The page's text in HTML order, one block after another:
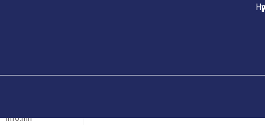
Эрх зүй
info.mn